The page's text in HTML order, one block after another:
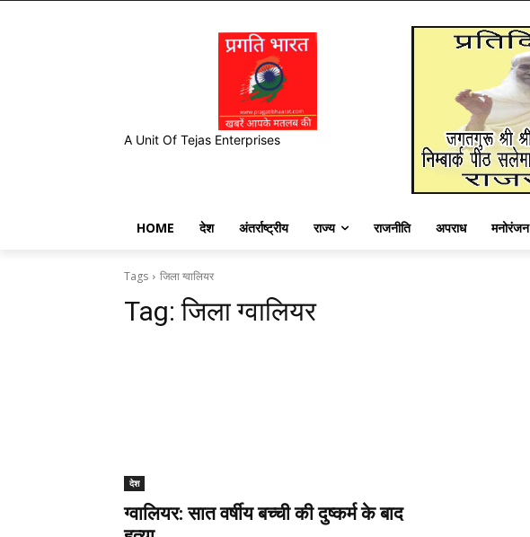
A Unit Of Tejas Enterprises
HOME देश अंतर्राष्ट्रीय राज्य राजनीति अपराध मनोरंजन
Tags जिला ग्वालियर
Tag:जिला ग्वालियर
देश
ग्वालियर: सात वर्षीय बच्ची की दुष्कर्म के बाद